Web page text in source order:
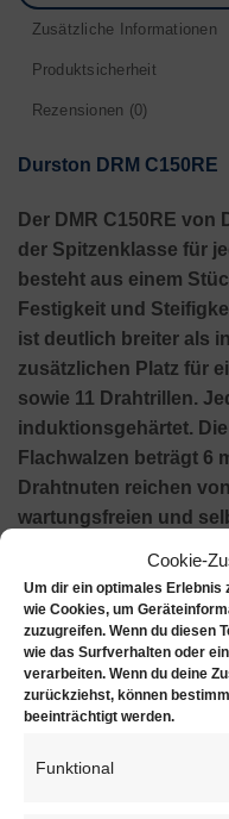
Cookie-
Um dir ein optimales Erlebnis
wie Cookies, um
zuzugreifen. Wenn du diesen
wie das Surfverhalten oder
verarbeiten. Wenn du deine
zurückziehst, können
beeinträchtigt werden.
Funktional
Zusätzliche Informationen
Produktsicherheit
Rezensionen (0)
Durston DRM C150RE
Der DMR C150RE von
der Spitzenklasse für
besteht aus einem
Festigkeit und
ist deutlich breiter als
zusätzlichen Platz für
sowie 11 Drahtrillen.
induktionsgehärtet.
Flachwalzen beträgt 6
Drahtnuten reichen
wartungsfreien und
mit einer
die Rollen, die für ein
sind. Die Mühle
Seitenverlängerungen
Rolle wird mühelos
5-1-Getriebe
Übergang in jeder
das die oberen